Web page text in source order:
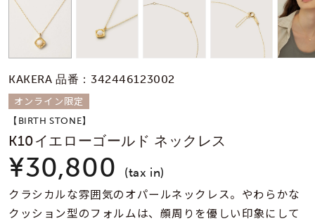
モチーフ
石の色
ファッションテイス
ト
着用シーン
KAKERA 品番：342446123002
オンライン限定
【BIRTH STONE】
K10イエローゴールド ネックレス
¥30,800 (tax in)
クラシカルな雰囲気のオパールネックレス。やわらかな
クッション型のフォルムは、顔周りを優しい印象にして